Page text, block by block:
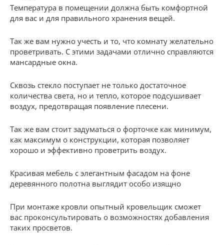
Температура в помещении должна быть комфортной
для вас и для правильного хранения вещей.
Так же вам нужно учесть и то, что комнату желательно
проветривать. С этими задачами отлично справляются
мансардные окна.
Сквозь стекло поступает не только достаточное
количества света, но и тепло, которое подсушивает
воздух, предотвращая появление плесени.
Так же вам стоит задуматься о форточке как минимум,
как максимум о конструкции, которая позволяет
хорошо и эффективно проветрить воздух.
Красивая мебель с элегантным фасадом на фоне
деревянного полотна выглядит особо изящно
При монтаже кровли опытный кровельщик сможет
вас проконсультировать о возможностях добавления
таких просветов.